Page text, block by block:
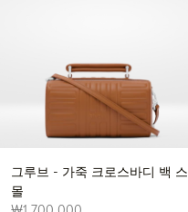
그루브 - 가죽 크로스바디 백 스
몰